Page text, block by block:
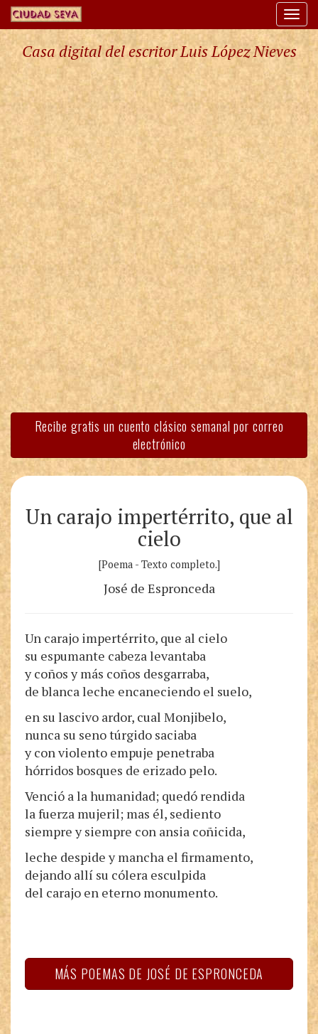
Casa digital del escritor Luis López Nieves
Recibe gratis un cuento clásico semanal por correo
electrónico
Un carajo impertérrito, que al
cielo
[Poema - Texto completo.]
José de Espronceda
Un carajo impertérrito, que al cielo
su espumante cabeza levantaba
y coños y más coños desgarraba,
de blanca leche encaneciendo el suelo,
en su lascivo ardor, cual Monjibelo,
nunca su seno túrgido saciaba
y con violento empuje penetraba
hórridos bosques de erizado pelo.
Venció a la humanidad; quedó rendida
la fuerza mujeril; mas él, sediento
siempre y siempre con ansia coñicida,
leche despide y mancha el firmamento,
dejando allí su cólera esculpida
del carajo en eterno monumento.
MÁS POEMAS DE JOSÉ DE ESPRONCEDA